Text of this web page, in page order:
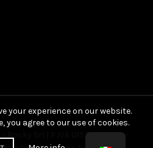
Rocky Srl | P.IVA 01571080389 -
your experience on our website.
you agree to our use of cookies.